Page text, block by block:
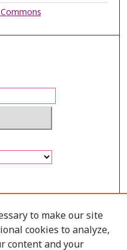
to make our site
cookies to analyze,
content and your